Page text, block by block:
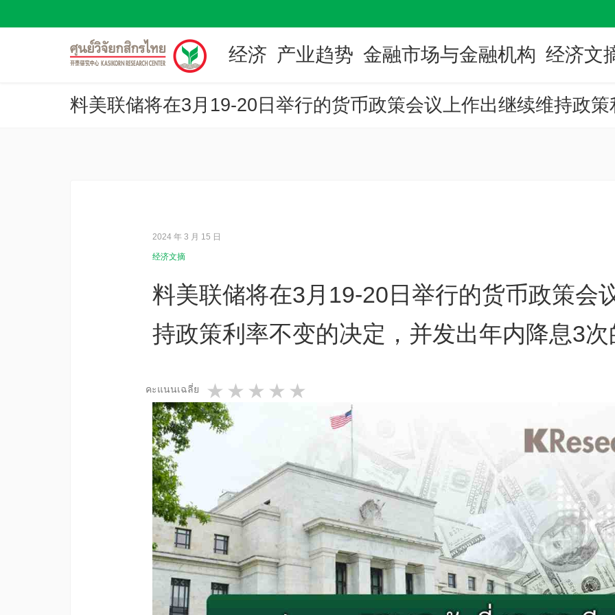
经济 产业趋势 金融市场与金融机构 经济文
2024 年 3 月 15 日
经济文摘
料美联储将在3月19-20日举行的货币政策会
持政策利率不变的决定，并发出年内降息3
คะแนนเฉลี่ย 4 stars
3 stars
2 stars
1 star